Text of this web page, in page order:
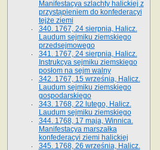
Manifestacya szlachty halickiej z
przystąpieniem do konfederacyi
tejże ziemi
340. 1767, 24 sierpnia, Halicz.
Laudum sejmiku ziemskiego
przedsejmowego
341. 1767, 24 sierpnia, Halicz.
Instrukcya sejmiku ziemskiego
posłom na sejm walny
342. 1767, 15 września, Halicz.
Laudum sejmiku ziemskiego
gospodarskiego
343. 1768, 22 lutego, Halicz.
Laudum sejmiku ziemskiego
344. 1768, 17 maja, Winnica.
Manifestacya marszałka
konfederacyi ziemi halickiej
345. 1768, 26 września, Halicz.